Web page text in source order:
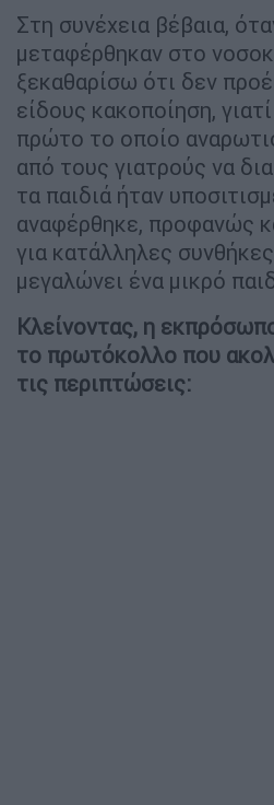
Στη συνέχεια βέβαια,
μεταφέρθηκαν στο
ξεκαθαρίσω ότι δεν
είδους κακοποίηση,
πρώτο το οποίο
από τους γιατρούς να
τα παιδιά ήταν
αναφέρθηκε, προφανώς
για κατάλληλες
μεγαλώνει ένα μικρό
Κλείνοντας, η
το πρωτόκολλο που
τις περιπτώσεις: